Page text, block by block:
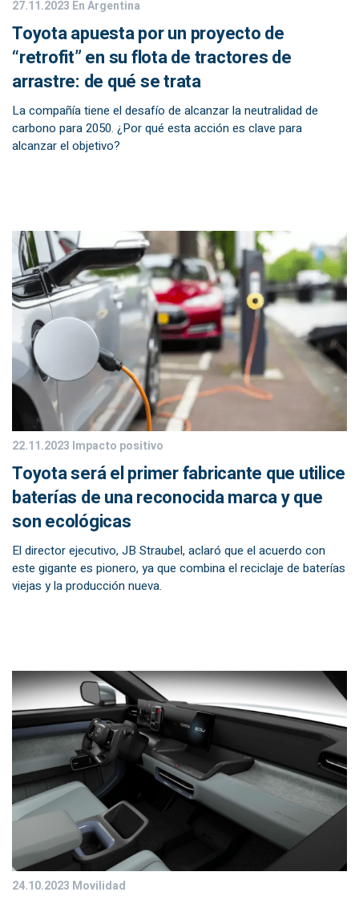
27.11.2023 En Argentina
Toyota apuesta por un proyecto de
“retrofit” en su flota de tractores de
arrastre: de qué se trata
La compañía tiene el desafío de alcanzar la neutralidad de
carbono para 2050. ¿Por qué esta acción es clave para
alcanzar el objetivo?
22.11.2023 Impacto positivo
Toyota será el primer fabricante que utilice
baterías de una reconocida marca y que
son ecológicas
El director ejecutivo, JB Straubel, aclaró que el acuerdo con
este gigante es pionero, ya que combina el reciclaje de baterías
viejas y la producción nueva.
24.10.2023 Movilidad